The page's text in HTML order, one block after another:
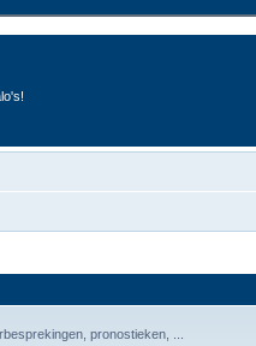
pronostieken, ...